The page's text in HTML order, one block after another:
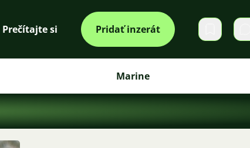
Prečítajte si Pridať inzerát
Marine